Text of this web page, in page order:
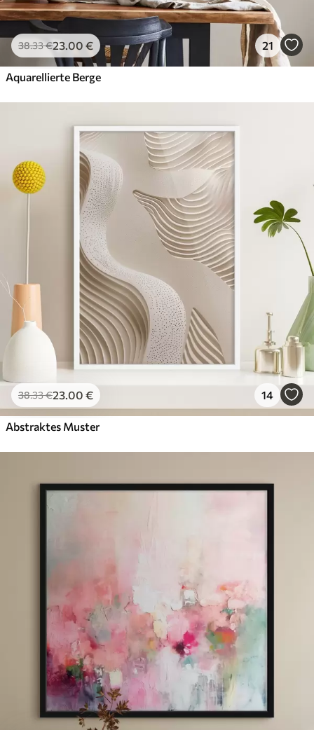
38.33€23.00 € 21
Aquarellierte Berge
38.33€23.00 € 14
Abstraktes Muster